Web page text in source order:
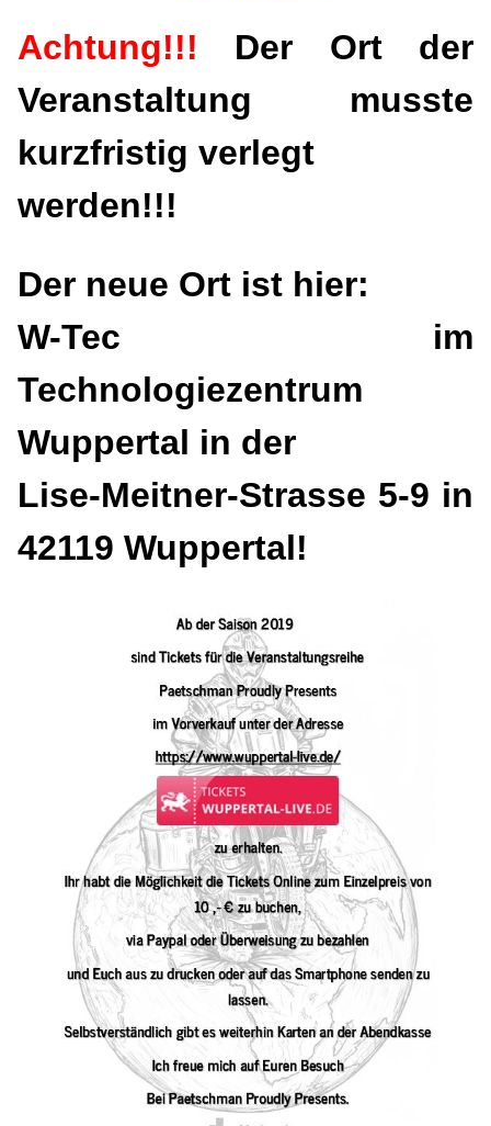
Achtung!!! Der Ort der
Veranstaltung musste
kurzfristig verlegt
werden!!!
Der neue Ort ist hier:
W-Tec im
Technologiezentrum
Wuppertal in der
Lise-Meitner-Strasse 5-9 in
42119 Wuppertal!